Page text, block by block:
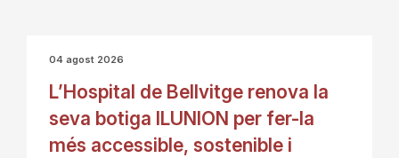
04 agost 2026
L’Hospital de Bellvitge renova la
seva botiga ILUNION per fer-la
més accessible, sostenible i